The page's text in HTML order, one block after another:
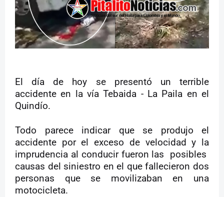
El día de hoy se presentó un terrible
accidente en la vía Tebaida - La Paila en el
Quindío.
Todo parece indicar que se produjo el
accidente por el exceso de velocidad y la
imprudencia al conducir fueron las
posibles
causas del siniestro en el que fallecieron dos
personas que se movilizaban en una
motocicleta.